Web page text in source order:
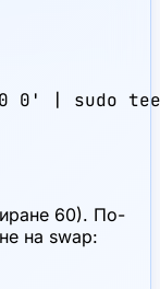
0 0' | sudo
60). По-
на swap: